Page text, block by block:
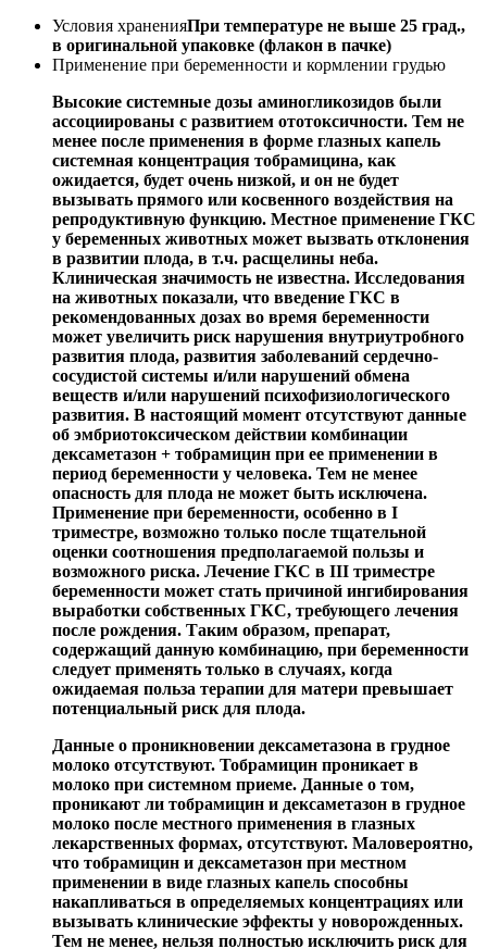
Условия храненияПри температуре не выше 25 град.,
в оригинальной упаковке (флакон в пачке)
Применение при беременности и кормлении грудью
Высокие системные дозы аминогликозидов были
ассоциированы с развитием ототоксичности. Тем не
менее после применения в форме глазных капель
системная концентрация тобрамицина, как
ожидается, будет очень низкой, и он не будет
вызывать прямого или косвенного воздействия на
репродуктивную функцию. Местное применение ГКС
у беременных животных может вызвать отклонения
в развитии плода, в т.ч. расщелины неба.
Клиническая значимость не известна. Исследования
на животных показали, что введение ГКС в
рекомендованных дозах во время беременности
может увеличить риск нарушения внутриутробного
развития плода, развития заболеваний сердечно-
сосудистой системы и/или нарушений обмена
веществ и/или нарушений психофизиологического
развития. В настоящий момент отсутствуют данные
об эмбриотоксическом действии комбинации
дексаметазон + тобрамицин при ее применении в
период беременности у человека. Тем не менее
опасность для плода не может быть исключена.
Применение при беременности, особенно в I
триместре, возможно только после тщательной
оценки соотношения предполагаемой пользы и
возможного риска. Лечение ГКС в III триместре
беременности может стать причиной ингибирования
выработки собственных ГКС, требующего лечения
после рождения. Таким образом, препарат,
содержащий данную комбинацию, при беременности
следует применять только в случаях, когда
ожидаемая польза терапии для матери превышает
потенциальный риск для плода.
Данные о проникновении дексаметазона в грудное
молоко отсутствуют. Тобрамицин проникает в
молоко при системном приеме. Данные о том,
проникают ли тобрамицин и дексаметазон в грудное
молоко после местного применения в глазных
лекарственных формах, отсутствуют. Маловероятно,
что тобрамицин и дексаметазон при местном
применении в виде глазных капель способны
накапливаться в определяемых концентрациях или
вызывать клинические эффекты у новорожденных.
Тем не менее, нельзя полностью исключить риск для